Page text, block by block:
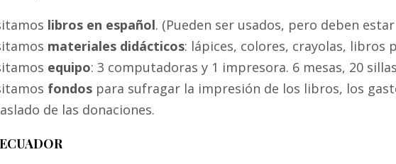
libros en español. (Pueden ser usados, pero deben
materiales didácticos: lápices, colores, crayolas, libros
equipo: 3 computadoras y 1 impresora. 6 mesas, 20
fondospara sufragar la impresión de los libros, los
de las donaciones.